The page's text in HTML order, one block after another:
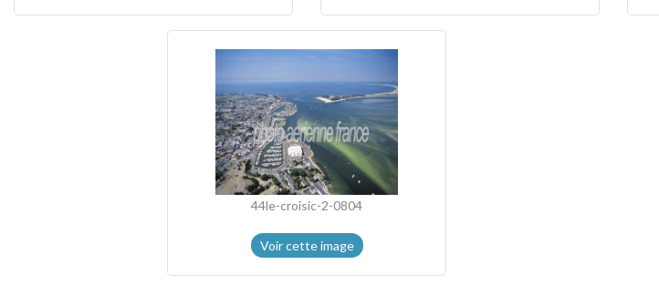
44le-croisic-2-0804
Voir cette image